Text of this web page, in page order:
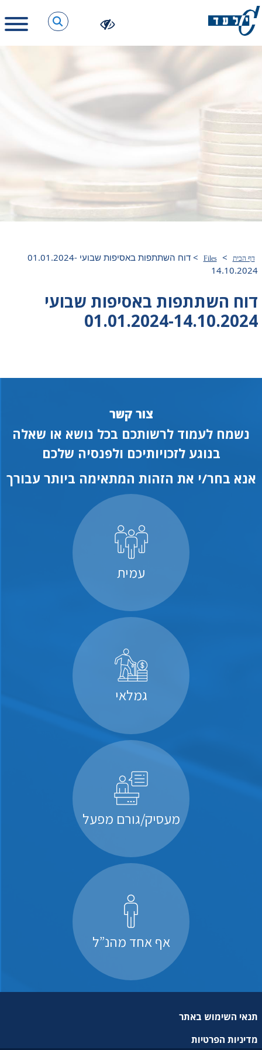
דף הבית >
Files
>
דוח השתתפות באסיפות שבועי 01.01.2024-
14.10.2024
דוח השתתפות באסיפות שבועי
01.01.2024-14.10.2024
צור קשר
נשמח לעמוד לרשותכם בכל נושא או שאלה
בנוגע לזכויותיכם ולפנסיה שלכם
אנא בחר/י את הזהות המתאימה ביותר עבורך
עמית
גמלאי
מעסיק/גורם מפעל
אף אחד מהנ”ל
תנאי השימוש באתר
מדיניות הפרטיות